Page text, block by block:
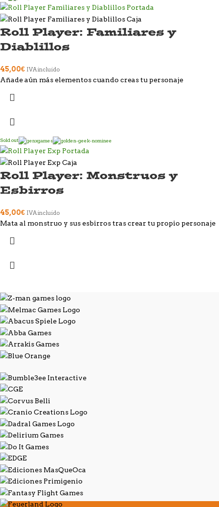
Roll Player: Familiares y
Diablillos
45,00€ IVA incluido
Añade aún más elementos cuando creas tu personaje
Sold out
Roll Player: Monstruos y
Esbirros
45,00€ IVA incluido
Mata al monstruo y sus esbirros tras crear tu propio personaje